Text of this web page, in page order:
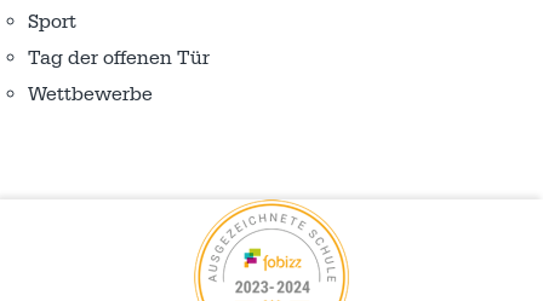
Sport
Tag der offenen Tür
Wettbewerbe